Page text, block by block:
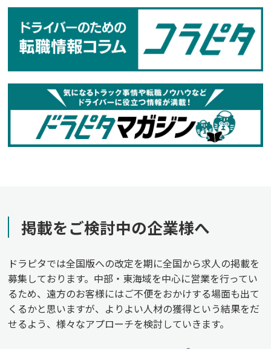
掲載をご検討中の企業様へ
ドラピタでは全国版への改定を期に全国から求人の掲載を
募集しております。中部・東海域を中心に営業を行ってい
るため、遠方のお客様にはご不便をおかけする場面も出て
くるかと思いますが、よりよい人材の獲得という結果をだ
せるよう、様々なアプローチを検討していきます。